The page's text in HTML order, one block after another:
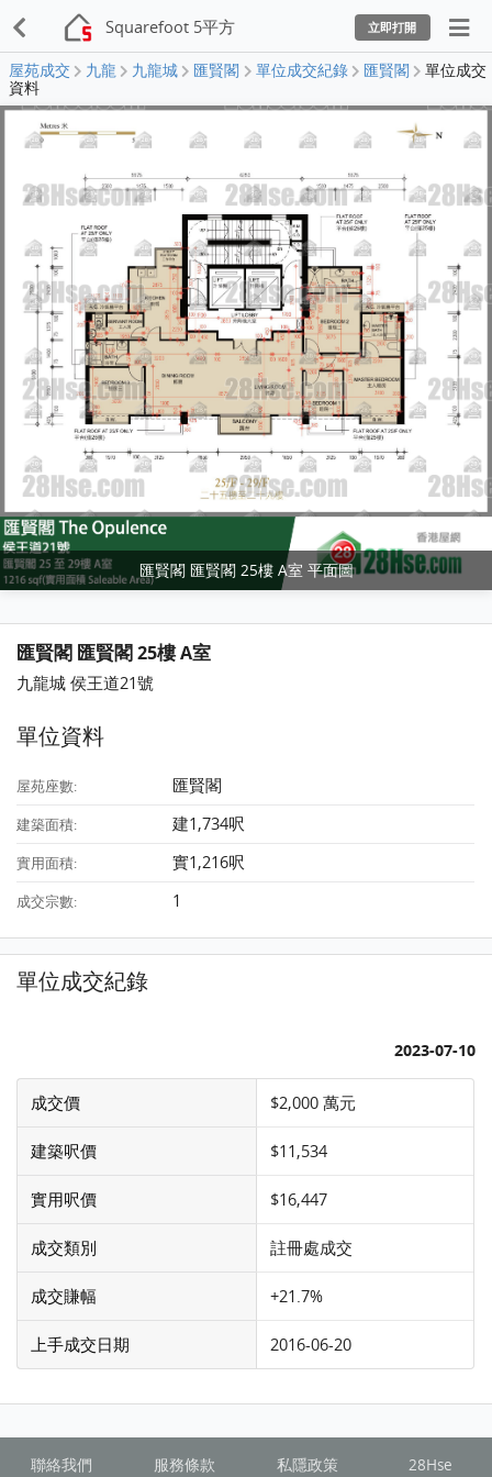
Squarefoot 5平方 立即打開
屋苑成交 九龍 九龍城 匯賢閣 單位成交紀錄 匯賢閣
單位成交
資料
匯賢閣 匯賢閣 25樓 A室 平面圖
匯賢閣 匯賢閣 25樓 A室
九龍城 侯王道21號
單位資料
屋苑座數: 匯賢閣
建築面積: 建1,734呎
實用面積: 實1,216呎
成交宗數: 1
單位成交紀錄
2023-07-10
成交價 $2,000 萬元
建築呎價 $11,534
實用呎價 $16,447
成交類別 註冊處成交
成交賺幅 +21.7%
上手成交日期 2016-06-20
聯絡我們 服務條款 私隱政策 28Hse